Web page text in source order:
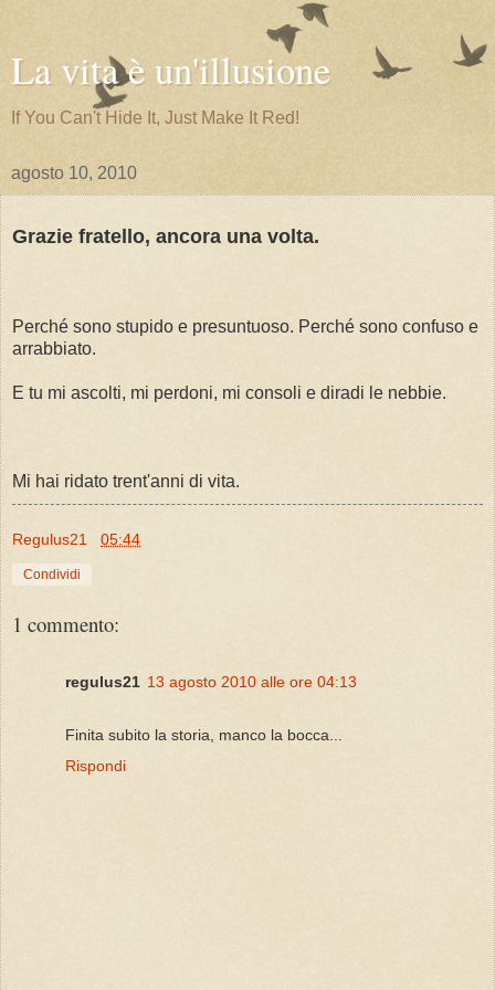
La vita è un'illusione
If You Can't Hide It, Just Make It Red!
agosto 10, 2010
Grazie fratello, ancora una volta.
Perché sono stupido e presuntuoso. Perché sono confuso e
arrabbiato.
E tu mi ascolti, mi perdoni, mi consoli e diradi le nebbie.
Mi hai ridato trent'anni di vita.
Regulus21 05:44
Condividi
1 commento:
regulus21 13 agosto 2010 alle ore 04:13
Finita subito la storia, manco la bocca...
Rispondi